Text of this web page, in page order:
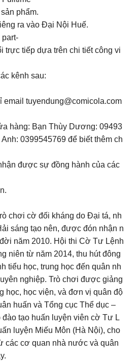
phẩm.
ra vào Đại Nội Huế.
trực tiếp dựa trên chi tiết công vi
kênh sau:
email tuyendung@comicola.com
hàng: Bạn Thùy Dương: 09493
0399545769 để biết thêm ch
được sự đồng hành của các
chơi cờ đối kháng do Đại tá, nh
sáng tạo nên, được đón nhận n
năm 2010. Hội thi Cờ Tư Lệnh
niên từ năm 2014, thu hút đông
tiểu học, trung học đến quân nh
nghiệp. Trò chơi được giảng
học, học viện, và đơn vị quân độ
huấn và Tổng cục Thể dục –
tạo huấn luyện viên cờ Tư L
luyện Miếu Môn (Hà Nội), cho
các cơ quan nhà nước và quân